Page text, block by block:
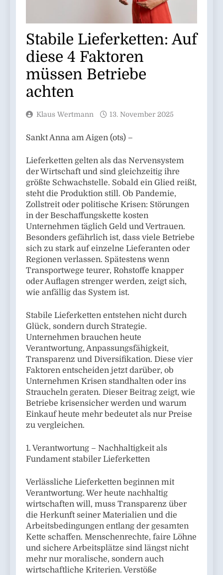
Stabile Lieferketten: Auf
diese 4 Faktoren
müssen Betriebe
achten
Klaus Wertmann 13. November 2025
Sankt Anna am Aigen (ots) –
Lieferketten gelten als das Nervensystem
der Wirtschaft und sind gleichzeitig ihre
größte Schwachstelle. Sobald ein Glied reißt,
steht die Produktion still. Ob Pandemie,
Zollstreit oder politische Krisen: Störungen
in der Beschaffungskette kosten
Unternehmen täglich Geld und Vertrauen.
Besonders gefährlich ist, dass viele Betriebe
sich zu stark auf einzelne Lieferanten oder
Regionen verlassen. Spätestens wenn
Transportwege teurer, Rohstoffe knapper
oder Auflagen strenger werden, zeigt sich,
wie anfällig das System ist.
Stabile Lieferketten entstehen nicht durch
Glück, sondern durch Strategie.
Unternehmen brauchen heute
Verantwortung, Anpassungsfähigkeit,
Transparenz und Diversifikation. Diese vier
Faktoren entscheiden jetzt darüber, ob
Unternehmen Krisen standhalten oder ins
Straucheln geraten. Dieser Beitrag zeigt, wie
Betriebe krisensicher werden und warum
Einkauf heute mehr bedeutet als nur Preise
zu vergleichen.
1. Verantwortung – Nachhaltigkeit als
Fundament stabiler Lieferketten
Verlässliche Lieferketten beginnen mit
Verantwortung. Wer heute nachhaltig
wirtschaften will, muss Transparenz über
die Herkunft seiner Materialien und die
Arbeitsbedingungen entlang der gesamten
Kette schaffen. Menschenrechte, faire Löhne
und sichere Arbeitsplätze sind längst nicht
mehr nur moralische, sondern auch
wirtschaftliche Kriterien. Verstöße